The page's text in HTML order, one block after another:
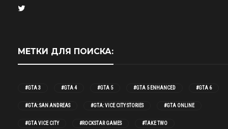
МЕТКИ ДЛЯ ПОИСКА:
#GTA 3 #GTA 4 #GTA 5 #GTA 5 ENHANCED #GTA 6
#GTA: SAN ANDREAS #GTA: VICE CITY STORIES #GTA ONLINE
#GTA VICE CITY #ROCKSTAR GAMES #TAKE TWO